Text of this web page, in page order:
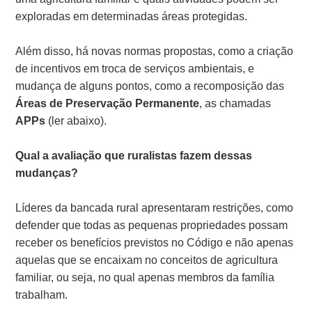
exploradas em determinadas áreas protegidas.
Além disso, há novas normas propostas, como a criação
de incentivos em troca de serviços ambientais, e
mudança de alguns pontos, como a recomposição das
Áreas de Preservação Permanente, as chamadas
APPs (ler abaixo).
Qual a avaliação que ruralistas fazem dessas
mudanças?
Líderes da bancada rural apresentaram restrições, como
defender que todas as pequenas propriedades possam
receber os benefícios previstos no Código e não apenas
aquelas que se encaixam no conceitos de agricultura
familiar, ou seja, no qual apenas membros da família
trabalham.